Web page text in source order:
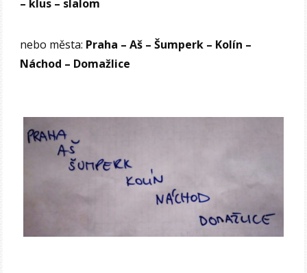
– klus – slalom
nebo města: Praha –Aš – Šumperk – Kolín –
Náchod – Domažlice